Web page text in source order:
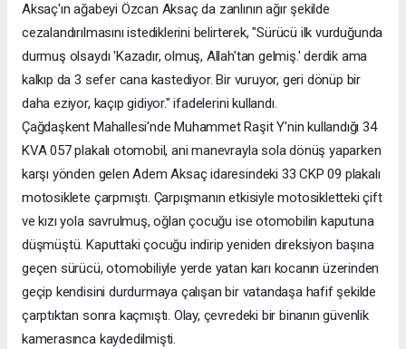
Aksaç'ın ağabeyi Özcan Aksaç da zanlının ağır şekilde
cezalandırılmasını istediklerini belirterek, "Sürücü ilk vurduğunda
durmuş olsaydı 'Kazadır, olmuş, Allah'tan gelmiş.' derdik ama
kalkıp da 3 sefer cana kastediyor. Bir vuruyor, geri dönüp bir
daha eziyor, kaçıp gidiyor." ifadelerini kullandı.
Çağdaşkent Mahallesi'nde Muhammet Raşit Y'nin kullandığı 34
KVA 057 plakalı otomobil, ani manevrayla sola dönüş yaparken
karşı yönden gelen Adem Aksaç idaresindeki 33 CKP 09 plakalı
motosiklete çarpmıştı. Çarpışmanın etkisiyle motosikletteki çift
ve kızı yola savrulmuş, oğlan çocuğu ise otomobilin kaputuna
düşmüştü. Kaputtaki çocuğu indirip yeniden direksiyon başına
geçen sürücü, otomobiliyle yerde yatan karı kocanın üzerinden
geçip kendisini durdurmaya çalışan bir vatandaşa hafif şekilde
çarptıktan sonra kaçmıştı. Olay, çevredeki bir binanın güvenlik
kamerasınca kaydedilmişti.